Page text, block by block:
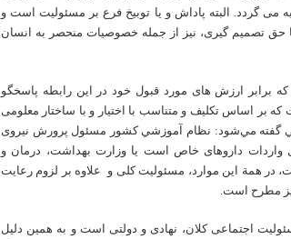
می گردد. البته پاداش و یا توبیخ فرع بر مسئوليت است و
حق تصمیم گیری، نيز از جمله خصوصیات منحصر به انسان
برابر ارزش های مورد قبول خود در این رابطه پاسخگو
بر اساس تکلیف و متناسب با اختیار و با ساختار معلومی
وقتي گفته مي‌شود: نظام آموزشي كشور مسئول پرورش نیروی
داروهای خاص است يا وزارت بهداشت، درمان و
همة اين موارد، مسئوليت کلی و علاوه بر لزوم رعایت
مطرح است.
اجتماعی کلان، نهادی و دولتی است و به همین دلیل